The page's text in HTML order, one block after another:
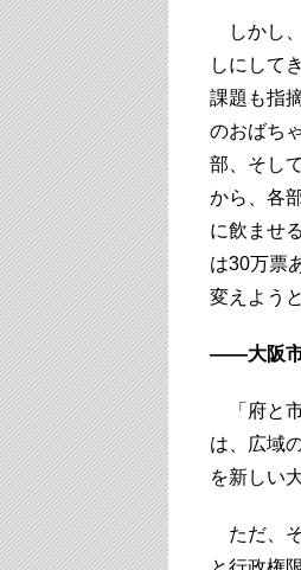
しかし
しにして
課題も指
のおばち
部、そし
から、各
に飲ませ
は30万票
変えよう
――大阪市
「府と市
は、広域
を新しい
ただ、